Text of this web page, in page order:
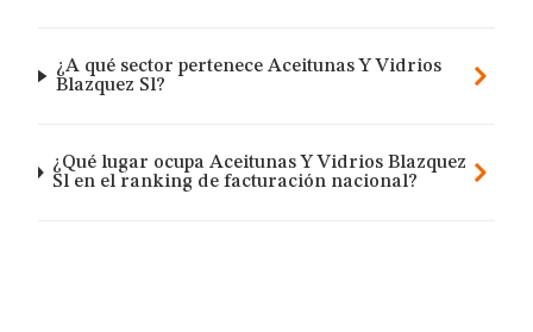
¿A qué sector pertenece Aceitunas Y Vidrios
Blazquez Sl?
¿Qué lugar ocupa Aceitunas Y Vidrios Blazquez
Sl en el ranking de facturación nacional?